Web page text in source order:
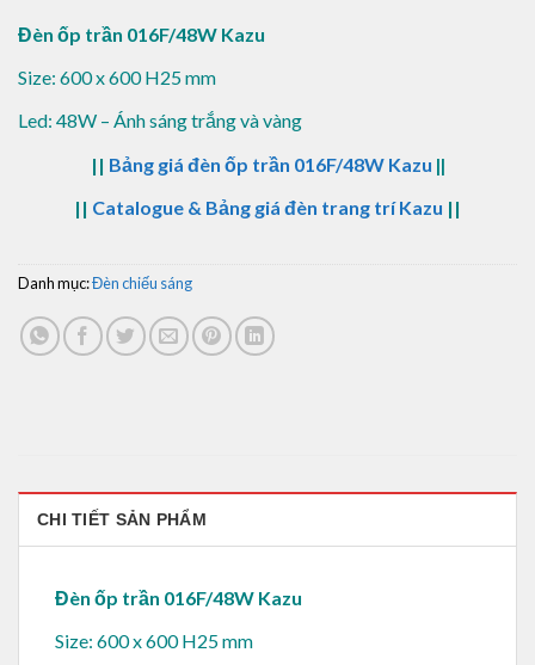
Đèn ốp trần 016F/48W Kazu
Size: 600 x 600 H25 mm
Led: 48W – Ánh sáng trắng và vàng
|| Bảng giá đèn ốp trần 016F/48W Kazu ||
|| Catalogue & Bảng giá đèn trang trí Kazu ||
Danh mục:Đèn chiếu sáng
CHI TIẾT SẢN PHẨM
Đèn ốp trần 016F/48W Kazu
Size: 600 x 600 H25 mm